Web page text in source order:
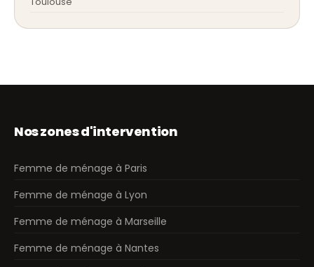
Nos zones d'intervention
Femme de ménage à Paris
Femme de ménage à Lyon
Femme de ménage à Marseille
Femme de ménage à Nantes